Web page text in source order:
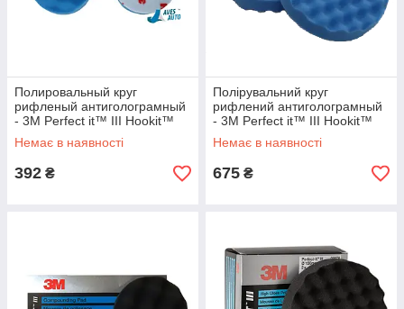
Полировальный круг
рифленый антиголограмный
- 3M Perfect it™ III Hookit™
75 мм. синий (50457)
Немає в наявності
392 ₴
Полірувальний круг
рифлений антиголограмный
- 3M Perfect it™ III Hookit™
150 мм. синій (50388)
Немає в наявності
675 ₴